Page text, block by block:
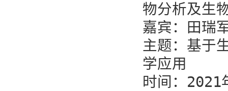
物分析及生
嘉宾：田瑞
主题：基于
学应用
时间：